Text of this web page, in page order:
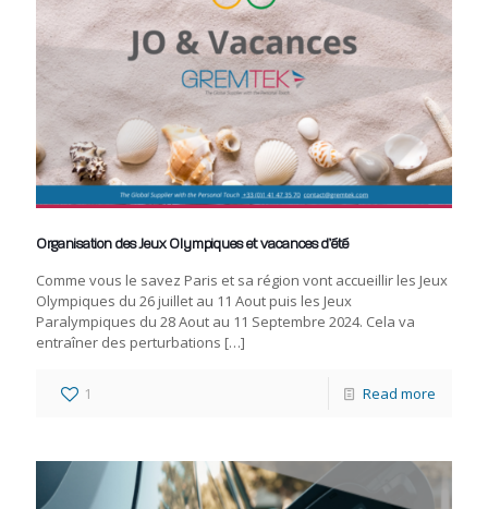
Organisation des Jeux Olympiques et vacances d’été
Comme vous le savez Paris et sa région vont accueillir les Jeux
Olympiques du 26 juillet au 11 Aout puis les Jeux
Paralympiques du 28 Aout au 11 Septembre 2024. Cela va
entraîner des perturbations […]
1 Read more